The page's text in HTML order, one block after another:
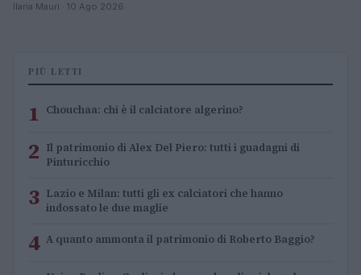
Ilaria Mauri · 10 Ago 2026
PIÙ LETTI
1 Chouchaa: chi è il calciatore algerino?
2 Il patrimonio di Alex Del Piero: tutti i guadagni di
Pinturicchio
3 Lazio e Milan: tutti gli ex calciatori che hanno
indossato le due maglie
4 A quanto ammonta il patrimonio di Roberto Baggio?